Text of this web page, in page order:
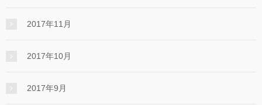
2017年11月
2017年10月
2017年9月